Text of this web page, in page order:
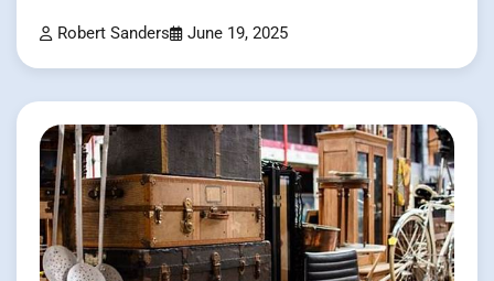
Robert Sanders June 19, 2025